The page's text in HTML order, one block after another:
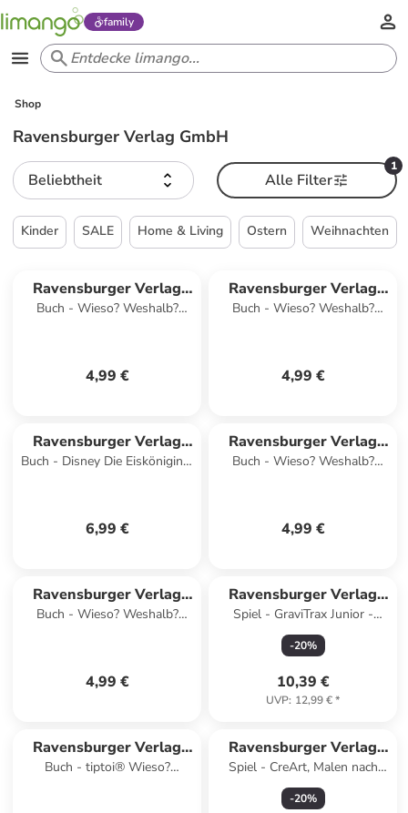
family
Shop
Ravensburger Verlag GmbH
Beliebtheit
1
Alle Filter
Kinder SALE Home & Living Ostern Weihnachten
Ravensburger Verlag
GmbH
Buch - Wieso? Weshalb?
4,99 €
Ravensburger Verlag
GmbH
Buch - Wieso? Weshalb?
4,99 €
Ravensburger Verlag
GmbH
Buch - Disney Die Eiskönigin 2
6,99 €
Ravensburger Verlag
GmbH
Buch - Wieso? Weshalb?
4,99 €
Ravensburger Verlag
GmbH
Buch - Wieso? Weshalb?
4,99 €
Ravensburger Verlag
GmbH
Spiel - GraviTrax Junior -
Element Lift
-20%
10,39 €
UVP: 12,99 €*
Ravensburger Verlag
GmbH
Buch - tiptoi® Wieso?
Ravensburger Verlag
GmbH
Spiel - CreArt, Malen nach
Zahlen Kinder - Farbenfrohes
Chamäleon
-20%